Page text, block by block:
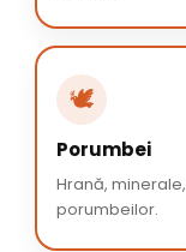
🕊️
Porumbei
Hrană,
porumbeilor.